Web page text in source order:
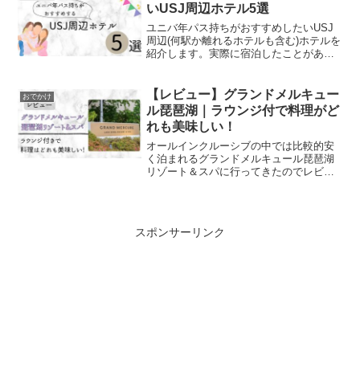
いUSJ周辺ホテル5選
ユニバ年パス持ちがおすすめしたいUSJ
周辺(何駅か離れるホテルも含む)ホテルを
紹介します。実際に宿泊したことがある
おでかけ
【レビュー】グランドメルキュー
ル琵琶湖｜ラウンジ付で料理がど
れも美味しい！
オールインクルーシブの中では比較的安
く泊まれるグランドメルキュール琵琶湖
リゾート＆スパに行ってきたのでレビュ
スポンサーリンク